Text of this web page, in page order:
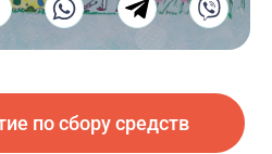
по сбору средств